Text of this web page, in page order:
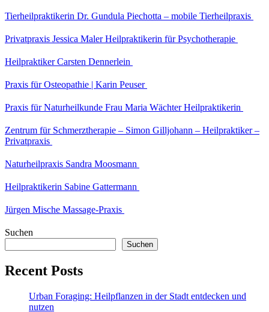
Tierheilpraktikerin Dr. Gundula Piechotta – mobile Tierheilpraxis
Privatpraxis Jessica Maler Heilpraktikerin für Psychotherapie
Heilpraktiker Carsten Dennerlein
Praxis für Osteopathie | Karin Peuser
Praxis für Naturheilkunde Frau Maria Wächter Heilpraktikerin
Zentrum für Schmerztherapie – Simon Gilljohann – Heilpraktiker –
Privatpraxis
Naturheilpraxis Sandra Moosmann
Heilpraktikerin Sabine Gattermann
Jürgen Mische Massage-Praxis
Suchen
Suchen
Recent Posts
Urban Foraging: Heilpflanzen in der Stadt entdecken und
nutzen